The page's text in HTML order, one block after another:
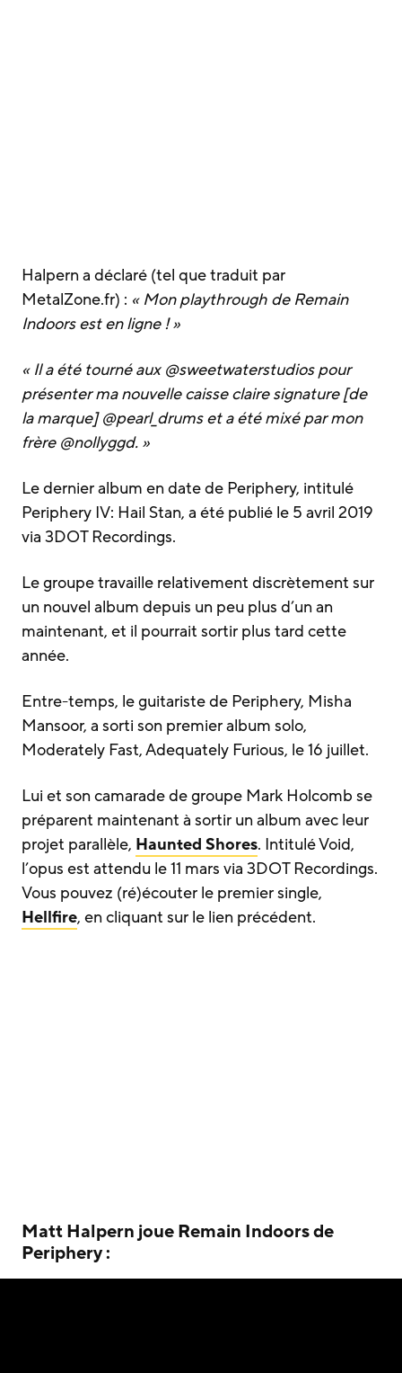
Halpern a déclaré (tel que traduit par
MetalZone.fr) : « Mon playthrough de Remain
Indoors est en ligne ! »
« Il a été tourné aux @sweetwaterstudios pour
présenter ma nouvelle caisse claire signature [de
la marque] @pearl_drums et a été mixé par mon
frère @nollyggd. »
Le dernier album en date de Periphery, intitulé
Periphery IV: Hail Stan, a été publié le 5 avril 2019
via 3DOT Recordings.
Le groupe travaille relativement discrètement sur
un nouvel album depuis un peu plus d’un an
maintenant, et il pourrait sortir plus tard cette
année.
Entre-temps, le guitariste de Periphery, Misha
Mansoor, a sorti son premier album solo,
Moderately Fast, Adequately Furious, le 16 juillet.
Lui et son camarade de groupe Mark Holcomb se
préparent maintenant à sortir un album avec leur
projet parallèle, Haunted Shores. Intitulé Void,
l’opus est attendu le 11 mars via 3DOT Recordings.
Vous pouvez (ré)écouter le premier single,
Hellfire, en cliquant sur le lien précédent.
Matt Halpern joue Remain Indoors de
Periphery :